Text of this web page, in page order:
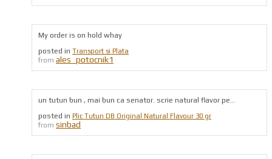
My order is on hold whay
posted in Transport si Plata
from ales_potocnik1
un tutun bun , mai bun ca senator. scrie natural flavor pe...
posted in Plic Tutun DB Original Natural Flavour 30 gr
from sinbad